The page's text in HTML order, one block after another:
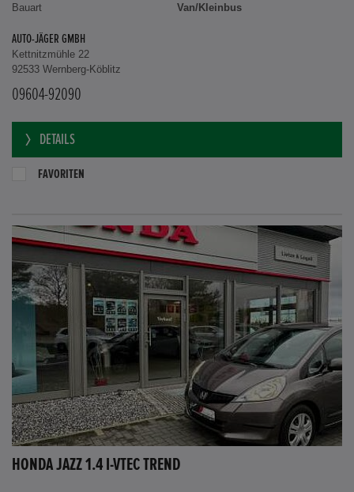
Bauart
Van/Kleinbus
AUTO-JÄGER GMBH
Kettnitzmühle 22
92533 Wernberg-Köblitz
09604-92090
DETAILS
FAVORITEN
HONDA JAZZ 1.4 I-VTEC TREND